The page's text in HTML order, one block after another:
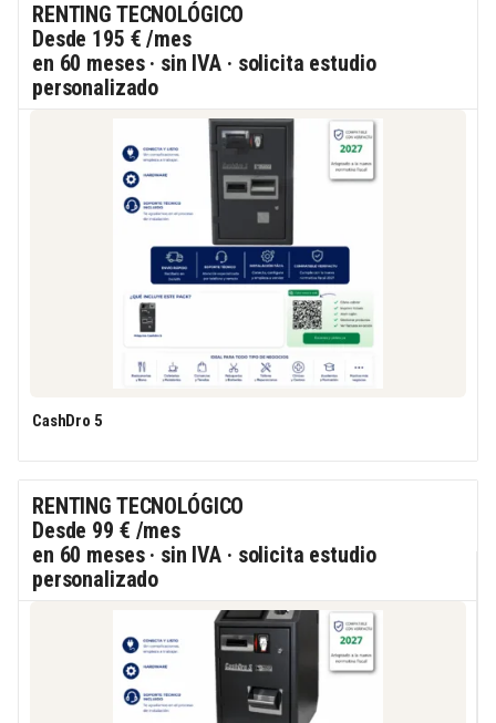
RENTING TECNOLÓGICO
Desde 195 € /mes
en 60 meses · sin IVA · solicita estudio
personalizado
CashDro 5
RENTING TECNOLÓGICO
Desde 99 € /mes
en 60 meses · sin IVA · solicita estudio
personalizado